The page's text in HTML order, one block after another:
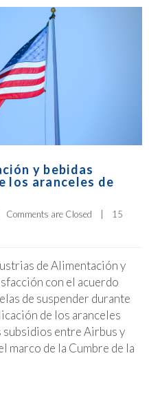
y bebidas
los aranceles de
Comments are Closed
15
de Alimentación y
con el acuerdo
de suspender durante
de los aranceles
entre Airbus y
marco de la Cumbre de la